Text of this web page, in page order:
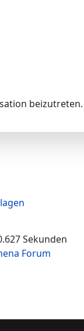
beizutreten.
Sekunden
Forum